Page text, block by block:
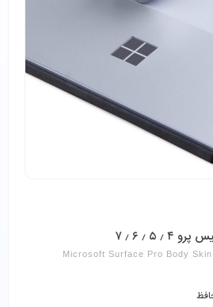
۵ ٫ ۶ ٫ ۷
Microsoft Surface Pro Body